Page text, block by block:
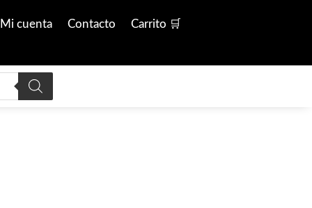
Mi cuenta Contacto Carrito 🛒